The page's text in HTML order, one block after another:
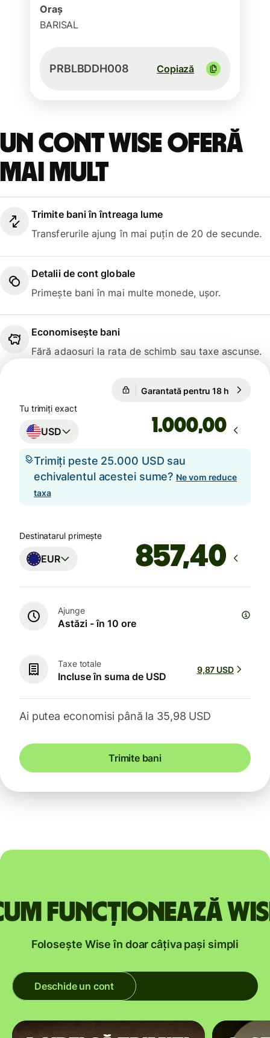
Oraș
BARISAL
PRBLBDDH008 Copiază
Un cont Wise oferă
mai mult
Trimite bani în întreaga lume
Transferurile ajung în mai puțin de 20 de secunde.
Detalii de cont globale
Primește bani în mai multe monede, ușor.
Economisește bani
Fără adaosuri la rata de schimb sau taxe ascunse.
Garantată pentru 18 h
Tu trimiți exact
USD ,00
Trimiți peste 25.000 USD sau
echivalentul acestei sume? Ne vom reduce
taxa
Destinatarul primește
EUR
Ajunge
Astăzi - în 10 ore
Taxe totale
Incluse în suma de USD
9,87 USD
Ai putea economisi până la 35,98 USD
Trimite bani
funcționează
Folosește Wise în doar câțiva pași simpli
Deschide un cont